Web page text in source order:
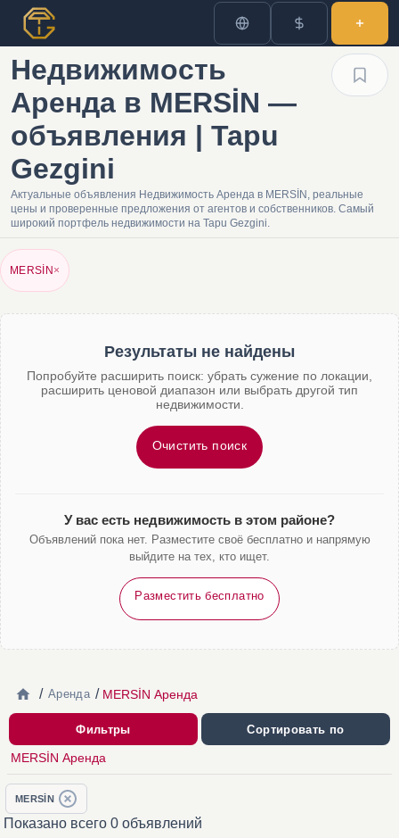
Недвижимость
Аренда в MERSİN —
объявления | Tapu
Gezgini
Актуальные объявления Недвижимость Аренда в MERSİN, реальные
цены и проверенные предложения от агентов и собственников. Самый
широкий портфель недвижимости на Tapu Gezgini.
MERSİN ×
Результаты не найдены
Попробуйте расширить поиск: убрать сужение по локации,
расширить ценовой диапазон или выбрать другой тип
недвижимости.
Очистить поиск
У вас есть недвижимость в этом районе?
Объявлений пока нет. Разместите своё бесплатно и напрямую
выйдите на тех, кто ищет.
Разместить бесплатно
/ Аренда / MERSİN Аренда
Фильтры Сортировать по
MERSİN Аренда
MERSİN
Показано всего 0 объявлений